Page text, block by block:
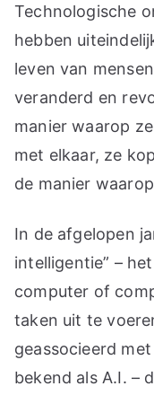
Technologische
hebben
leven van
veranderd en
manier waarop
met elkaar, ze
de manier
In de afgelopen
intelligentie” –
computer of
taken uit te
geassocieerd
bekend als A.I. –